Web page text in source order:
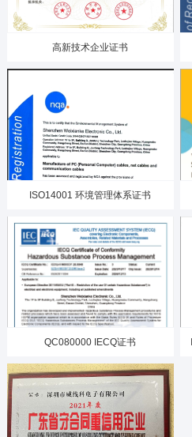
高新技术企业证书
ISO14001 环境管理体系证书
QC080000 IECQ证书